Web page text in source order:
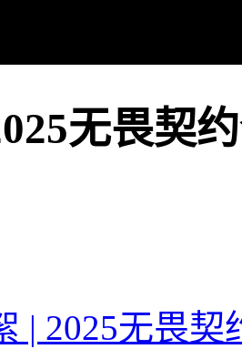
无畏契
| 2025无畏